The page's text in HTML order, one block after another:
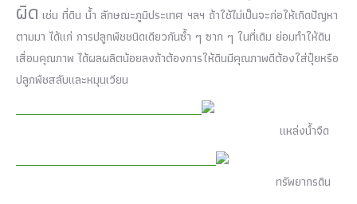
ผิด เช่น ที่ดิน น้ำ ลักษณะภูมิประเทศ ฯลฯ ถ้าใช้ไม่เป็นจะก่อให้เกิดปัญหา
ตามมา ได้แก่ การปลูกพืชชนิดเดียวกันซ้ำ ๆ ซาก ๆ ในที่เดิม ย่อมทำให้ดิน
เสื่อมคุณภาพ ได้ผลผลิตน้อยลงถ้าต้องการให้ดินมีคุณภาพดีต้องใส่ปุ๋ยหรือ
ปลูกพืชสลับและหมุนเวียน
แหล่งน้ำจืด
ทรัพยากรดิน